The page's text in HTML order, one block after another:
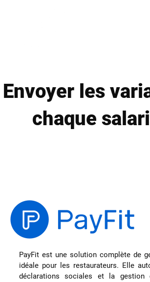
Envoyer les
chaque
PayFit est une solution complète de
idéale pour les restaurateurs. Elle
déclarations sociales et la